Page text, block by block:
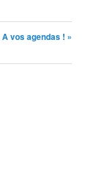
A vos agendas ! »